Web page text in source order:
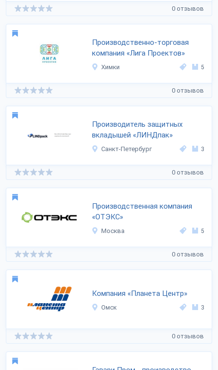
0 отзывов
Производственно-торговая
компания «Лига Проектов»
Химки 5
0 отзывов
Производитель защитных
вкладышей «ЛИНДпак»
Санкт-Петербург 3
0 отзывов
Производственная компания
«ОТЭКС»
Москва 5
0 отзывов
Компания «Планета Центр»
Омск 3
0 отзывов